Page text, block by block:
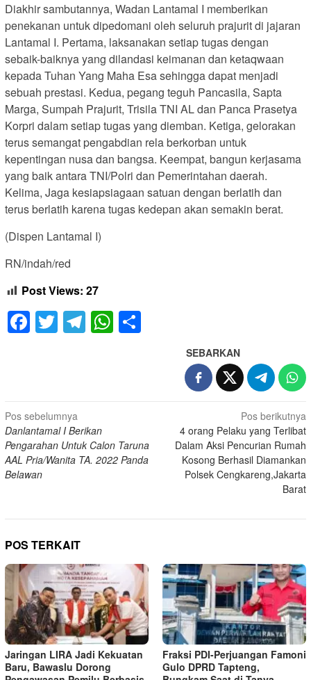
Diakhir sambutannya, Wadan Lantamal I memberikan
penekanan untuk dipedomani oleh seluruh prajurit di jajaran
Lantamal I. Pertama, laksanakan setiap tugas dengan
sebaik-baiknya yang dilandasi keimanan dan ketaqwaan
kepada Tuhan Yang Maha Esa sehingga dapat menjadi
sebuah prestasi. Kedua, pegang teguh Pancasila, Sapta
Marga, Sumpah Prajurit, Trisila TNI AL dan Panca Prasetya
Korpri dalam setiap tugas yang diemban. Ketiga, gelorakan
terus semangat pengabdian rela berkorban untuk
kepentingan nusa dan bangsa. Keempat, bangun kerjasama
yang baik antara TNI/Polri dan Pemerintahan daerah.
Kelima, Jaga kesiapsiagaan satuan dengan berlatih dan
terus berlatih karena tugas kedepan akan semakin berat.
(Dispen Lantamal I)
RN/indah/red
Post Views: 27
Facebook
Twitter
Telegram
WhatsApp
SEBARKAN
Navigasi
pos
Pos sebelumnya
Danlantamal I Berikan
Pengarahan Untuk Calon Taruna
AAL Pria/Wanita TA. 2022 Panda
Belawan
Pos berikutnya
4 orang Pelaku yang Terlibat
Dalam Aksi Pencurian Rumah
Kosong Berhasil Diamankan
Polsek Cengkareng,Jakarta
Barat
POS TERKAIT
Jaringan LIRA Jadi Kekuatan
Baru, Bawaslu Dorong
Fraksi PDI-Perjuangan Famoni
Gulo DPRD Tapteng,